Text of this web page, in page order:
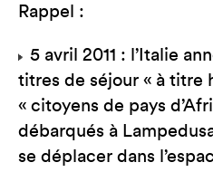
Rappel :
5 avril 2011 : l’Italie
titres de séjour « à titre
« citoyens de pays
débarqués à
se déplacer dans